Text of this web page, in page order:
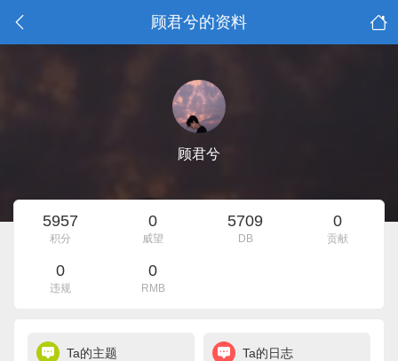
顾君兮的资料
顾君兮
5957
积分
0
威望
5709
DB
0
贡献
0
违规
0
RMB
Ta的主题 Ta的日志